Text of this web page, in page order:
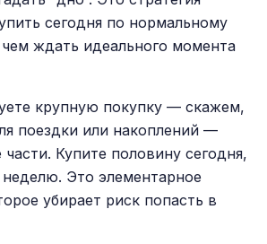
сегодня по нормальному
ждать идеального момента
крупную покупку — скажем,
поездки или накоплений —
части. Купите половину сегодня,
неделю. Это элементарное
убирает риск попасть в